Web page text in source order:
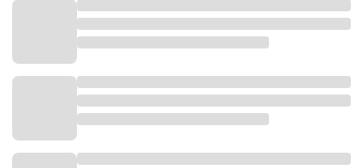
Akibat unjuk rasa tersebut, pihak DPRD Kota Bekasi
tidak tinggal diam. Mereka langsung bergerak
membuat laporan Polisi Nomor
LP/B/641/III/2025/Polres Metro Bekasi Kota/Polda
Metro Jaya.